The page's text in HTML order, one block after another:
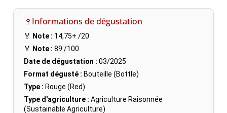
🍷Informations de dégustation
🏅 Note : 14,75+ /20
🏅 Note : 89 /100
Date de dégustation : 03/2025
Format dégusté : Bouteille (Bottle)
Type : Rouge (Red)
Type d'agriculture : Agriculture Raisonnée
(Sustainable Agriculture)